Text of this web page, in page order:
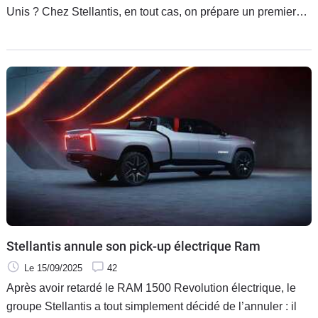
Unis ? Chez Stellantis, en tout cas, on prépare un premier
américains. Et les Européens auront droit au pick-up Ram
Rampage, mais sans doute pas les Français.
Stellantis annule son pick-up électrique Ram
Le 15/09/2025 42
Après avoir retardé le RAM 1500 Revolution électrique, le
groupe Stellantis a tout simplement décidé de l’annuler : il